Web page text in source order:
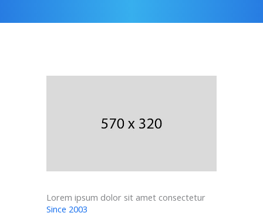
Lorem ipsum dolor sit amet consectetur
Since 2003